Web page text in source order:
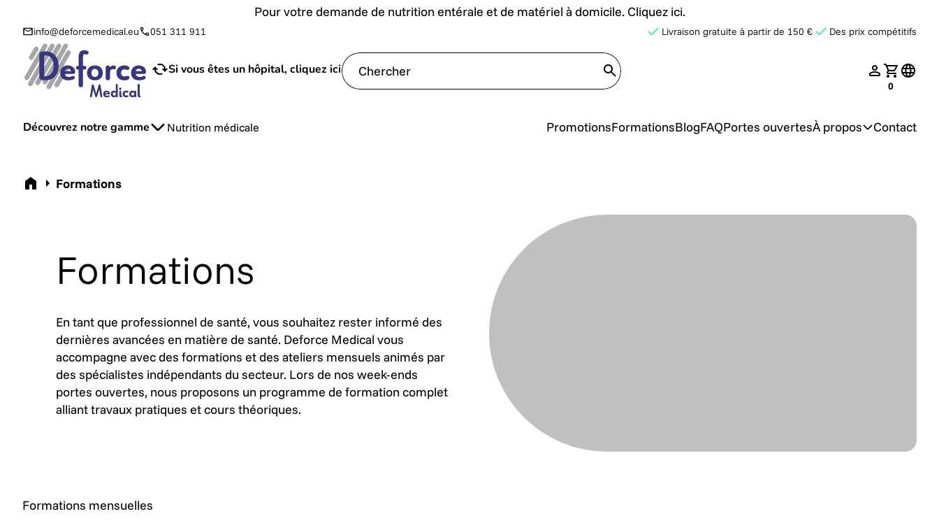
Pour votre demande de nutrition entérale et de matériel à domicile. Cliquez ici.
info@deforcemedical.eu 051 311 911 Livraison gratuite à partir de 150 € Des prix compétitifs
Si vous êtes un hôpital, cliquez ici
translate.search nav.login
Votre
0
Découvrez notre gamme Nutrition médicale PromotionsFormationsBlogFAQPortes ouvertesÀ propos Contact
AcceuilFormations
Formations
En tant que professionnel de santé, vous souhaitez rester informé des
dernières avancées en matière de santé. Deforce Medical vous
accompagne avec des formations et des ateliers mensuels animés par
des spécialistes indépendants du secteur. Lors de nos week-ends
portes ouvertes, nous proposons un programme de formation complet
alliant travaux pratiques et cours théoriques.
Formations mensuelles